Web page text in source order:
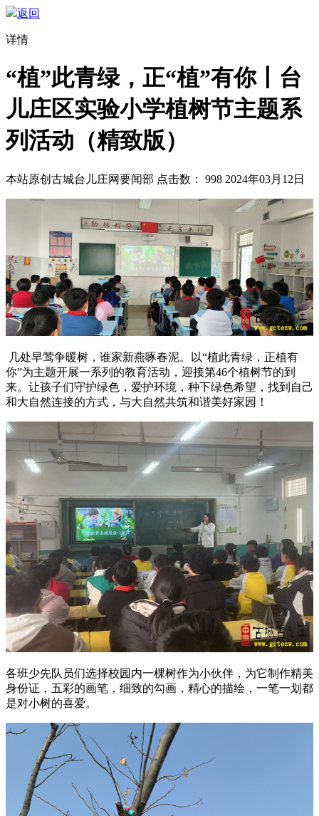
返回
详情
“植”此青绿，正“植”有你丨台
儿庄区实验小学植树节主题系
列活动（精致版）
本站原创 古城台儿庄网要闻部 点击数： 998 2024年03月12日
几处早莺争暖树，谁家新燕啄春泥。以“植此青绿，正植有
你”为主题开展一系列的教育活动，迎接第46个植树节的到
来。让孩子们守护绿色，爱护环境，种下绿色希望，找到自己
和大自然连接的方式，与大自然共筑和谐美好家园！
各班少先队员们选择校园内一棵树作为小伙伴，为它制作精美
身份证，五彩的画笔，细致的勾画，精心的描绘，一笔一划都
是对小树的喜爱。